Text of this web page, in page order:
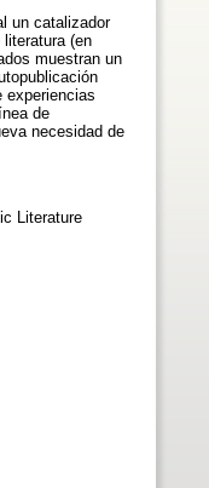
un catalizador
(en
muestran un
experiencias
de
necesidad de
Literature